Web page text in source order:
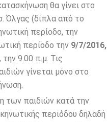
θα γίνει στο
(δίπλα από το
περίοδο, την
περίοδο την 9/7/2016,
9.00 π.μ. Τις
γίνεται μόνο στο
των παιδιών κατά την
περιόδου δηλαδή